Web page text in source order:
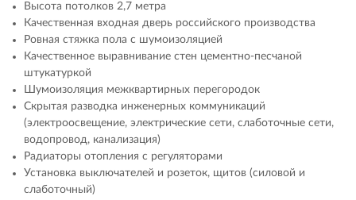
Высота потолков 2,7 метра
Качественная входная дверь российского производства
Ровная стяжка пола с шумоизоляцией
Качественное выравнивание стен цементно-песчаной
штукатуркой
Шумоизоляция межквартирных перегородок
Скрытая разводка инженерных коммуникаций
(электроосвещение, электрические сети, слаботочные сети,
водопровод, канализация)
Радиаторы отопления с регуляторами
Установка выключателей и розеток, щитов (силовой и
слаботочный)